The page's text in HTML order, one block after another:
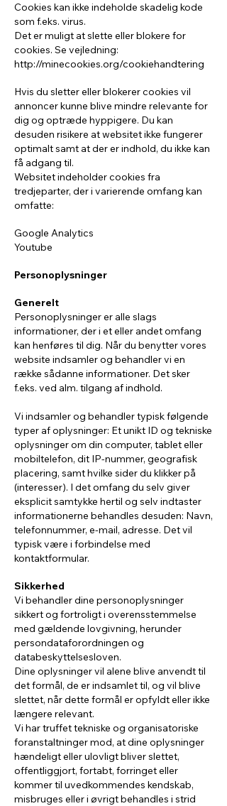
Cookies kan ikke indeholde skadelig kode
som f.eks. virus.
Det er muligt at slette eller blokere for
cookies. Se vejledning:
http://minecookies.org/cookiehandtering
Hvis du sletter eller blokerer cookies vil
annoncer kunne blive mindre relevante for
dig og optræde hyppigere. Du kan
desuden risikere at websitet ikke fungerer
optimalt samt at der er indhold, du ikke kan
få adgang til.
Websitet indeholder cookies fra
tredjeparter, der i varierende omfang kan
omfatte:
Google Analytics
Youtube
Personoplysninger
Generelt
Personoplysninger er alle slags
informationer, der i et eller andet omfang
kan henføres til dig. Når du benytter vores
website indsamler og behandler vi en
række sådanne informationer. Det sker
f.eks. ved alm. tilgang af indhold.
Vi indsamler og behandler typisk følgende
typer af oplysninger: Et unikt ID og tekniske
oplysninger om din computer, tablet eller
mobiltelefon, dit IP-nummer, geografisk
placering, samt hvilke sider du klikker på
(interesser). I det omfang du selv giver
eksplicit samtykke hertil og selv indtaster
informationerne behandles desuden: Navn,
telefonnummer, e-mail, adresse. Det vil
typisk være i forbindelse med
kontaktformular.
Sikkerhed
Vi behandler dine personoplysninger
sikkert og fortroligt i overensstemmelse
med gældende lovgivning, herunder
persondataforordningen og
databeskyttelsesloven.
Dine oplysninger vil alene blive anvendt til
det formål, de er indsamlet til, og vil blive
slettet, når dette formål er opfyldt eller ikke
længere relevant.
Vi har truffet tekniske og organisatoriske
foranstaltninger mod, at dine oplysninger
hændeligt eller ulovligt bliver slettet,
offentliggjort, fortabt, forringet eller
kommer til uvedkommendes kendskab,
misbruges eller i øvrigt behandles i strid